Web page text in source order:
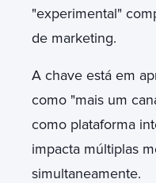
"experimental"
de marketing.
A chave está em
como "mais um
como plataforma
impacta múltiplas
simultaneamente.